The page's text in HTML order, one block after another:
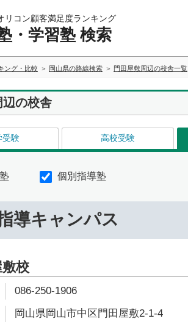
リコン顧客満足度ランキング
・学習塾 検索
ング・比較 岡山県の路線検索 門田屋敷周辺の校舎一覧
辺の校舎
受験 高校受験
個別指導塾
導キャンパス
敷校
086-250-1906
岡山県岡山市中区門田屋敷2-1-4